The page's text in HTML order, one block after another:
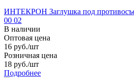
ИНТЕКРОН Заглушка под
00 02
В наличии
Оптовая цена
16 руб./шт
Розничная цена
18 руб./шт
Подробнее